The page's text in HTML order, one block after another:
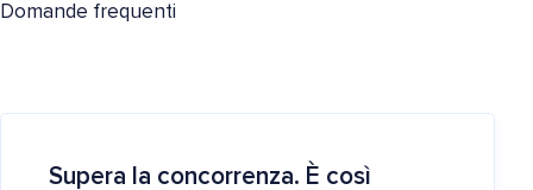
Domande frequenti
Supera la concorrenza. È così